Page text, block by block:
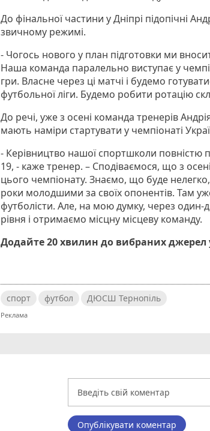
До фінальної частини у Дніпрі підопічні
звичному режимі.
- Чогось нового у план підготовки ми
Наша команда паралельно виступає у
гри. Власне через ці матчі і будемо
футбольної ліги. Будемо робити ротацію
До речі, уже з осені команда тренерів
мають наміри стартувати у чемпіонаті
- Керівництво нашої спортшколи повністю
19, - каже тренер. – Сподіваємося, що з
цього чемпіонату. Знаємо, що буде
роки молодшими за своїх опонентів. Там
футболісти. Але, на мою думку, через
рівня і отримаємо місцну місцеву команду.
Додайте 20 хвилин до вибраних джерел
спорт футбол ДЮСШ Тернопіль
Опублікувати коментар